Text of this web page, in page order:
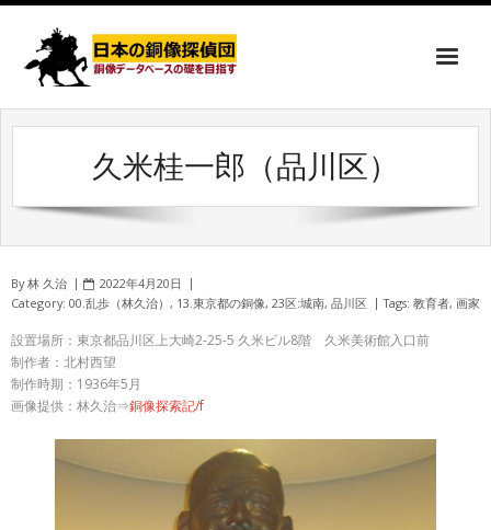
久米桂一郎（品川区）
By林 久治
2022年4月20日
Category: 00.乱歩（林久治） , 13.東京都の銅像, 23区:城南, 品川区 Tags: 教育者, 画家
設置場所：東京都品川区上大崎2-25-5 久米ビル8階 久米美術館入口前
制作者：北村西望
制作時期：1936年5月
画像提供：林久治⇒銅像探索記/f